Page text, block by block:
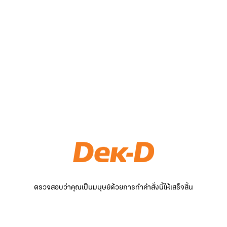
ตรวจสอบว่าคุณเป็นมนุษย์ด้วยการทำคำสั่งนี้ให้เสร็จสิ้น